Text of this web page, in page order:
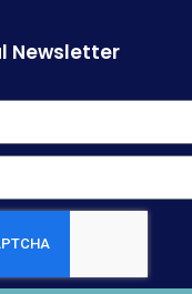
Newsletter